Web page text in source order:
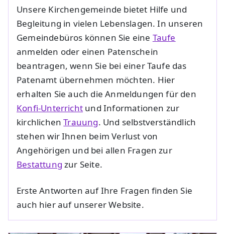
Unsere Kirchengemeinde bietet Hilfe und
Begleitung in vielen Lebenslagen. In unseren
Gemeindebüros können Sie eine Taufe
anmelden oder einen Patenschein
beantragen, wenn Sie bei einer Taufe das
Patenamt übernehmen möchten. Hier
erhalten Sie auch die Anmeldungen für den
Konfi-Unterricht und Informationen zur
kirchlichenTrauung. Und selbstverständlich
stehen wir Ihnen beim Verlust von
Angehörigen und bei allen Fragen zur
Bestattung zur Seite.
Erste Antworten auf Ihre Fragen finden Sie
auch hier auf unserer Website.